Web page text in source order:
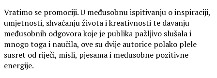
Vratimo se promociji. U međusobnu ispitivanju o inspiraciji,
umjetnosti, shvaćanju života i kreativnosti te davanju
međusobnih odgovora koje je publika pažljivo slušala i
mnogo toga i naučila, ove su dvije autorice polako plele
susret od riječi, misli, pjesama i međusobne pozitivne
energije.